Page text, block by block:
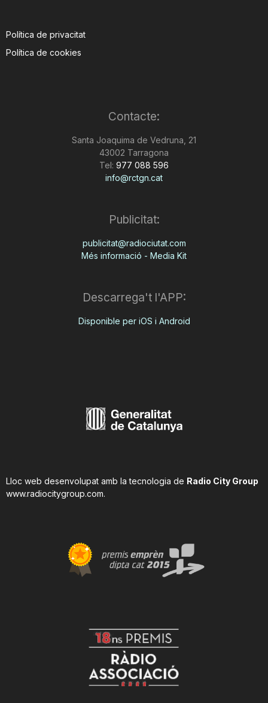
Política de privacitat
Política de cookies
Contacte:
Santa Joaquima de Vedruna, 21
43002 Tarragona
Tel: 977 088 596
info@rctgn.cat
Publicitat:
publicitat@radiociutat.com
Més informació - Media Kit
Descarrega't l'APP:
Disponible per iOS i Android
Lloc web desenvolupat amb la tecnologia de Radio City Group
www.radiocitygroup.com.